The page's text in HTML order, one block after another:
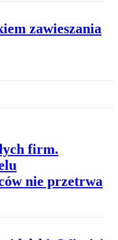
zawieszania
firm.
nie przetrwa